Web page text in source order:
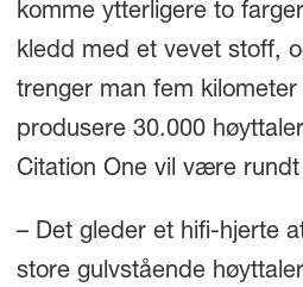
komme ytterligere to
kledd med et vevet stoff,
trenger man fem
produsere 30.000
Citation One vil være
– Det gleder et hifi-hjerte
store gulvstående